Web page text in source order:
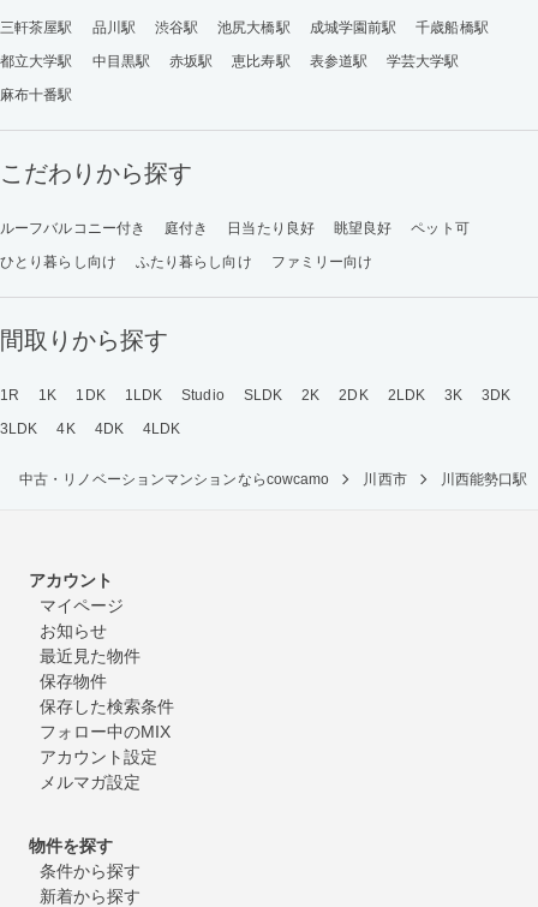
三軒茶屋駅 品川駅 渋谷駅 池尻大橋駅 成城学園前駅
千歳船橋駅
都立大学駅
中目黒駅 赤坂駅 恵比寿駅 表参道駅
学芸大学駅
麻布十番駅
こだわりから探す
ルーフバルコニー付き 庭付き 日当たり良好 眺望良好
ペット可
ひとり暮らし向け
ふたり暮らし向け ファミリー向け
間取りから探す
1R 1K 1DK 1LDK Studio SLDK 2K 2DK 2LDK 3K
3DK
3LDK
4K 4DK 4LDK
中古・リノベーションマンションならcowcamo 川西市 川西能勢口駅
アカウント
マイページ
お知らせ
最近見た物件
保存物件
保存した検索条件
フォロー中のMIX
アカウント設定
メルマガ設定
物件を探す
条件から探す
新着から探す